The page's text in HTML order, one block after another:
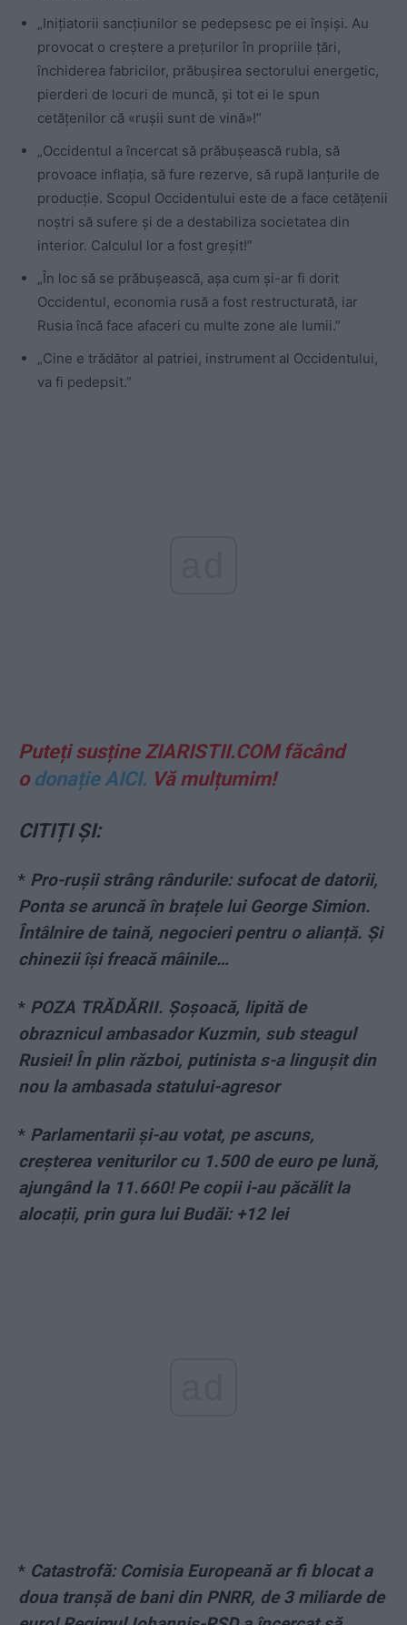
„Inițiatorii sancțiunilor se pedepsesc pe ei înșiși. Au
provocat o creștere a prețurilor în propriile țări,
închiderea fabricilor, prăbușirea sectorului energetic,
pierderi de locuri de muncă, și tot ei le spun
cetățenilor că «rușii sunt de vină»!”
„Occidentul a încercat să prăbușească rubla, să
provoace inflația, să fure rezerve, să rupă lanțurile de
producție. Scopul Occidentului este de a face cetățenii
noștri să sufere și de a destabiliza societatea din
interior. Calculul lor a fost greșit!”
„În loc să se prăbușească, așa cum și-ar fi dorit
Occidentul, economia rusă a fost restructurată, iar
Rusia încă face afaceri cu multe zone ale lumii.”
„Cine e trădător al patriei, instrument al Occidentului,
va fi pedepsit.”
Puteți susține ZIARISTII.COM făcând
o donație AICI. Vă mulțumim!
CITIȚI ȘI:
* Pro-rușii strâng rândurile: sufocat de datorii,
Ponta se aruncă în brațele lui George Simion.
Întâlnire de taină, negocieri pentru o alianță. Și
chinezii își freacă mâinile…
* POZA TRĂDĂRII. Șoșoacă, lipită de
obraznicul ambasador Kuzmin, sub steagul
Rusiei! În plin război, putinista s-a lingușit din
nou la ambasada statului-agresor
* Parlamentarii și-au votat, pe ascuns,
creșterea veniturilor cu 1.500 de euro pe lună,
ajungând la 11.660! Pe copii i-au păcălit la
alocații, prin gura lui Budăi: +12 lei
* Catastrofă: Comisia Europeană ar fi blocat a
doua tranșă de bani din PNRR, de 3 miliarde de